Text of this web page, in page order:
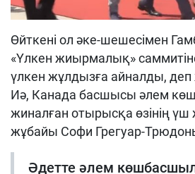
Өйткені ол әке-шешесімен
«Үлкен жиырмалық»
үлкен жұлдызға айналды,
Иә, Канада басшысы әлем
жиналған отырысқа өзінің
жұбайы Софи Грегуар-
Әдетте әлем